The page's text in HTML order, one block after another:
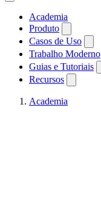
Academia
Produto
Casos de Uso
Trabalho Moderno
Guias e Tutoriais
Recursos
Academia